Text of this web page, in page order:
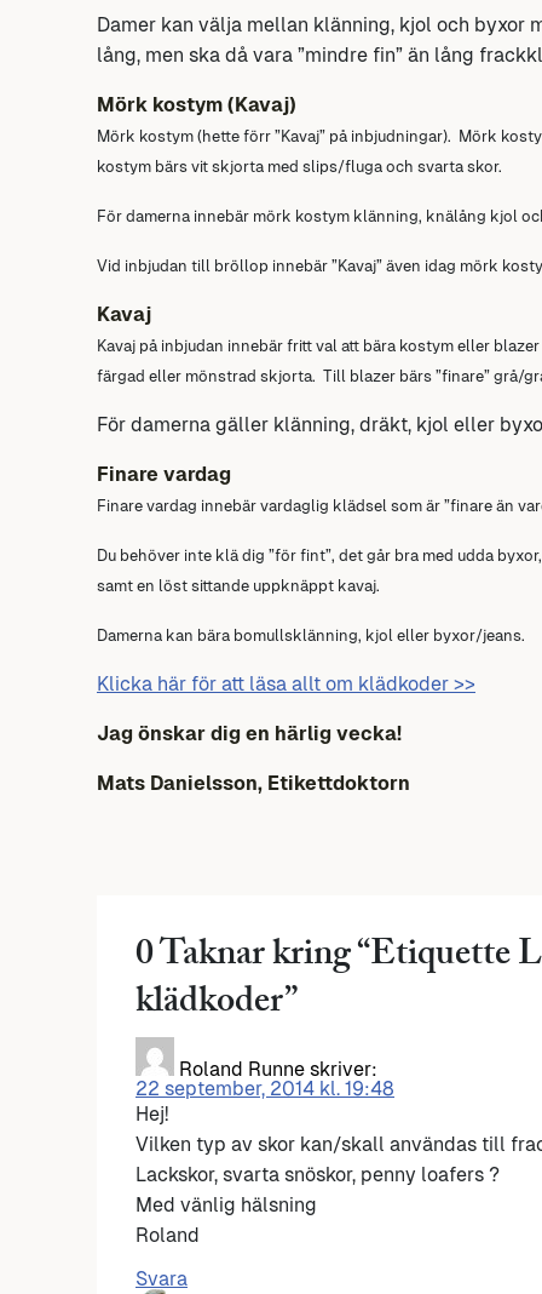
Damer kan välja mellan klänning, kjol och
lång, men ska då vara ”mindre fin” än lång
Mörk kostym (Kavaj)
Mörk kostym (hette förr ”Kavaj” på inbjudningar). Mörk
kostym bärs vit skjorta med slips/fluga och svarta skor.
För damerna innebär mörk kostym klänning, knälång kjol
Vid inbjudan till bröllop innebär ”Kavaj” även idag mörk
Kavaj
Kavaj på inbjudan innebär fritt val att bära kostym eller
färgad eller mönstrad skjorta. Till blazer bärs ”finare” grå/
För damerna gäller klänning, dräkt, kjol eller
Finare vardag
Finare vardag innebär vardaglig klädsel som är ”finare än
Du behöver inte klä dig ”för fint”, det går bra med udda
samt en löst sittande uppknäppt kavaj.
Damerna kan bära bomullsklänning, kjol eller byxor/jeans.
Klicka här för att läsa allt om klädkoder >>
Jag önskar dig en härlig vecka!
Mats Danielsson, Etikettdoktorn
0 Taknar kring “Etiquette
klädkoder”
Roland Runne skriver:
22 september, 2014 kl. 19:48
Hej!
Vilken typ av skor kan/skall användas till
Lackskor, svarta snöskor, penny loafers ?
Med vänlig hälsning
Roland
Svara